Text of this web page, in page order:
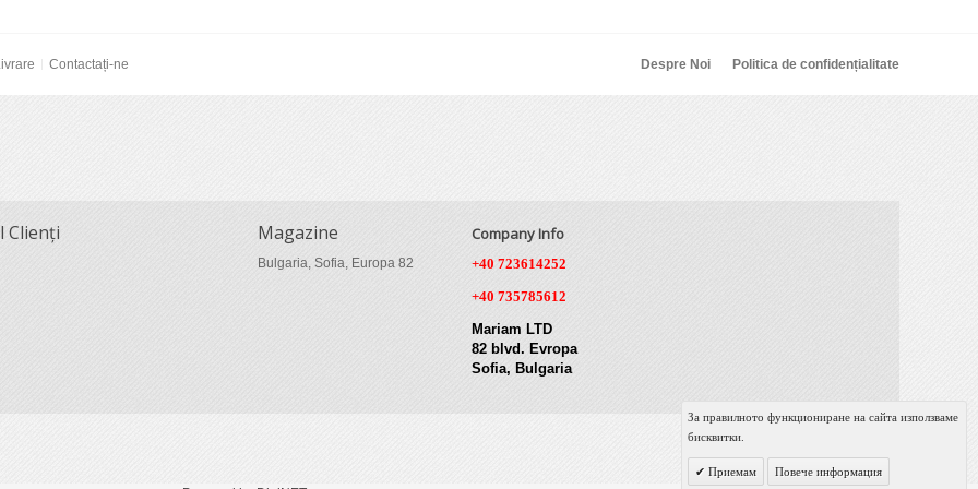
Contactați-ne Despre Noi Politica de confidențialitate
Clienți Magazine
Bulgaria, Sofia, Europa 82
Company Info
+40 723614252
+40 735785612
Mariam LTD
82 blvd. Evropa
Sofia, Bulgaria
За правилното функциониране на сайта използваме
бисквитки.
Приемам Повече информация